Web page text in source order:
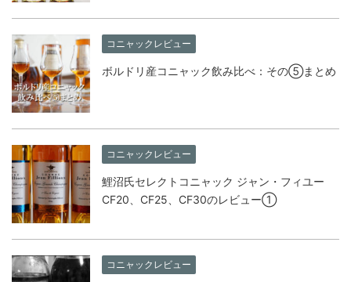
コニャックレビュー
ボルドリ産コニャック飲み比べ：その⑤まとめ
コニャックレビュー
鯉沼氏セレクトコニャック ジャン・フィユー
CF20、CF25、CF30のレビュー①
コニャックレビュー